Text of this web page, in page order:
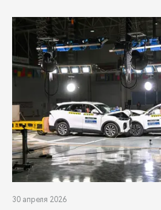
30 апреля 2026